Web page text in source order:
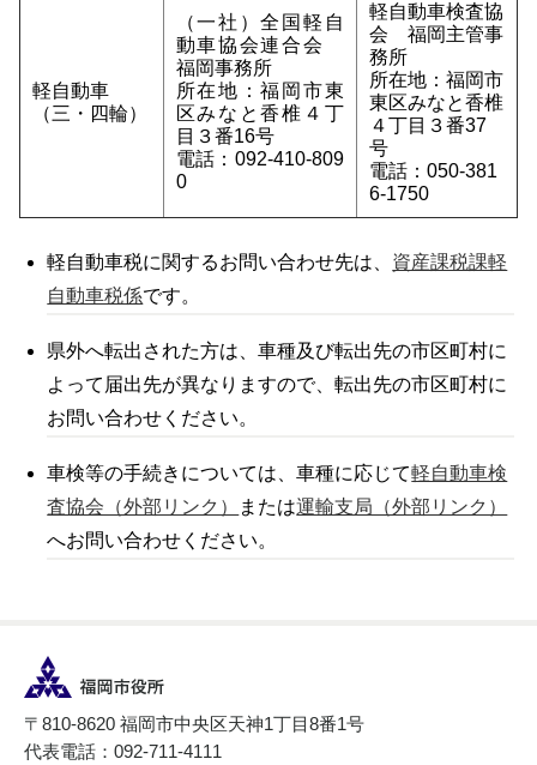
軽自動車
（三・四輪）
（一社）全国軽自
動車協会連合会
福岡事務所
所在地：福岡市東
区みなと香椎４丁
目３番16号
電話：092-410-809
0
軽自動車検査協
会 福岡主管事
務所
所在地：福岡市
東区みなと香椎
４丁目３番37
号
電話：050-381
6-1750
軽自動車税に関するお問い合わせ先は、 資産課税課軽
自動車税係です。
県外へ転出された方は、車種及び転出先の市区町村に
よって届出先が異なりますので、転出先の市区町村に
お問い合わせください。
車検等の手続きについては、車種に応じて軽自動車検
査協会（外部リンク）
または運輸支局（外部リンク）
へお問い合わせください。
〒810-8620 福岡市中央区天神1丁目8番1号
代表電話：092-711-4111